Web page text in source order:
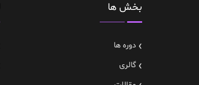
بخش ها
دوره ها
گالری